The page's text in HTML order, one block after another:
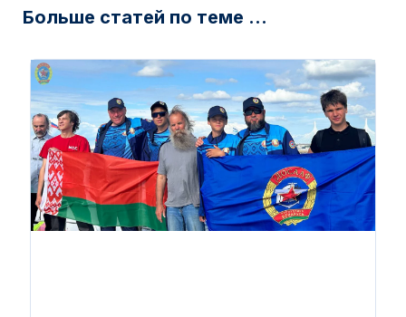
Больше статей по теме ...